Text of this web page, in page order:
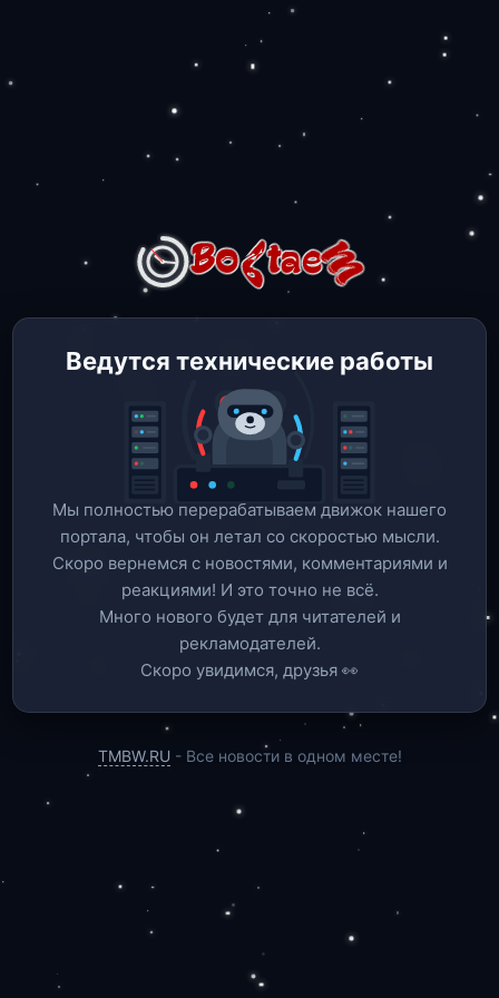
Ведутся технические работы
Мы полностью перерабатываем движок нашего
портала, чтобы он летал со скоростью мысли.
Скоро вернемся c новостями, комментариями и
реакциями! И это точно не всё.
Много нового будет для читателей и
рекламодателей.
Скоро увидимся, друзья 👀
TMBW.RU - Все новости в одном месте!